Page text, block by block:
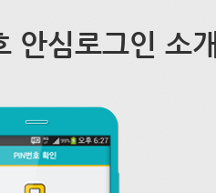
안심로그인 소개